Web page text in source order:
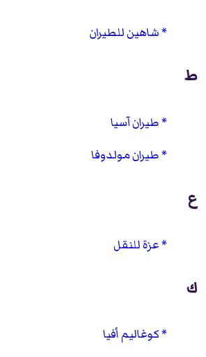
شاهين للطيران
ط
طيران آسيا
طيران مولدوفا
ع
عزة للنقل
ك
كوغاليم أفيا